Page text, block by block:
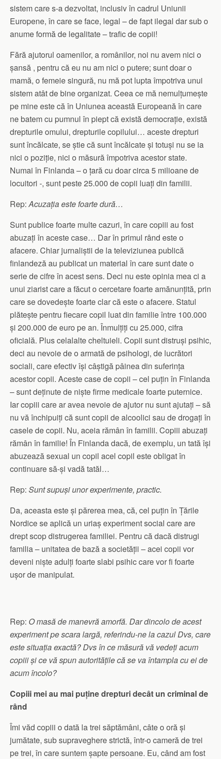
sistem care s-a dezvoltat, inclusiv în cadrul Uniunii
Europene, în care se face, legal – de fapt ilegal dar sub o
anume formă de legalitate – trafic de copii!
Fără ajutorul oamenilor, a românilor, noi nu avem nici o
șansă , pentru că eu nu am nici o putere; sunt doar o
mamă, o femeie singură, nu mă pot lupta împotriva unui
sistem atât de bine organizat. Ceea ce mă nemulțumește
pe mine este că în Uniunea această Europeană în care
ne batem cu pumnul în piept că există democrație, există
drepturile omului, drepturile copilului… aceste drepturi
sunt încălcate, se știe că sunt încălcate și totuși nu se ia
nici o poziție, nici o măsură împotriva acestor state.
Numai în Finlanda – o țară cu doar circa 5 milioane de
locuitori -, sunt peste 25.000 de copii luați din familii.
Rep:Acuzația este foarte dură…
Sunt publice foarte multe cazuri, în care copiii au fost
abuzați în aceste case… Dar în primul rând este o
afacere. Chiar jurnaliștii de la televiziunea publică
finlandeză au publicat un material în care sunt date o
serie de cifre în acest sens. Deci nu este opinia mea ci a
unui ziarist care a făcut o cercetare foarte amănunțită, prin
care se dovedește foarte clar că este o afacere. Statul
plătește pentru fiecare copil luat din familie între 100.000
și 200.000 de euro pe an. Înmulțiți cu 25.000, cifra
oficială. Plus celalalte cheltuieli. Copii sunt distruși psihic,
deci au nevoie de o armată de psihologi, de lucrători
sociali, care efectiv își câștigă pâinea din suferința
acestor copii. Aceste case de copii – cel puțin în Finlanda
– sunt deținute de niște firme medicale foarte puternice.
Iar copiii care ar avea nevoie de ajutor nu sunt ajutați – să
nu vă închipuiți că sunt copii de alcoolici sau de drogați în
casele de copii. Nu, aceia rămân în familii. Copiii abuzați
rămân în familie! În Finlanda dacă, de exemplu, un tată își
abuzează sexual un copil acel copil este obligat în
continuare să-și vadă tatăl…
Rep: Sunt supuși unor experimente, practic.
Da, aceasta este și părerea mea, că, cel puțin în Țările
Nordice se aplică un uriaș experiment social care are
drept scop distrugerea familiei. Pentru că dacă distrugi
familia – unitatea de bază a societății – acei copii vor
deveni niște adulți foarte slabi psihic care vor fi foarte
ușor de manipulat.
Rep: O masă de manevră amorfă. Dar dincolo de acest
experiment pe scara largă, referindu-ne la cazul Dvs, care
este situația exactă? Dvs în ce măsură vă vedeți acum
copiii și ce vă spun autoritățile că se va întampla cu ei de
acum încolo?
Copiii mei au mai puține drepturi decât un criminal de
rând
Îmi văd copiii o dată la trei săptămâni, câte o oră și
jumătate, sub supraveghere strictă, într-o cameră de trei
pe trei, în care suntem șapte persoane. Eu, când am fost